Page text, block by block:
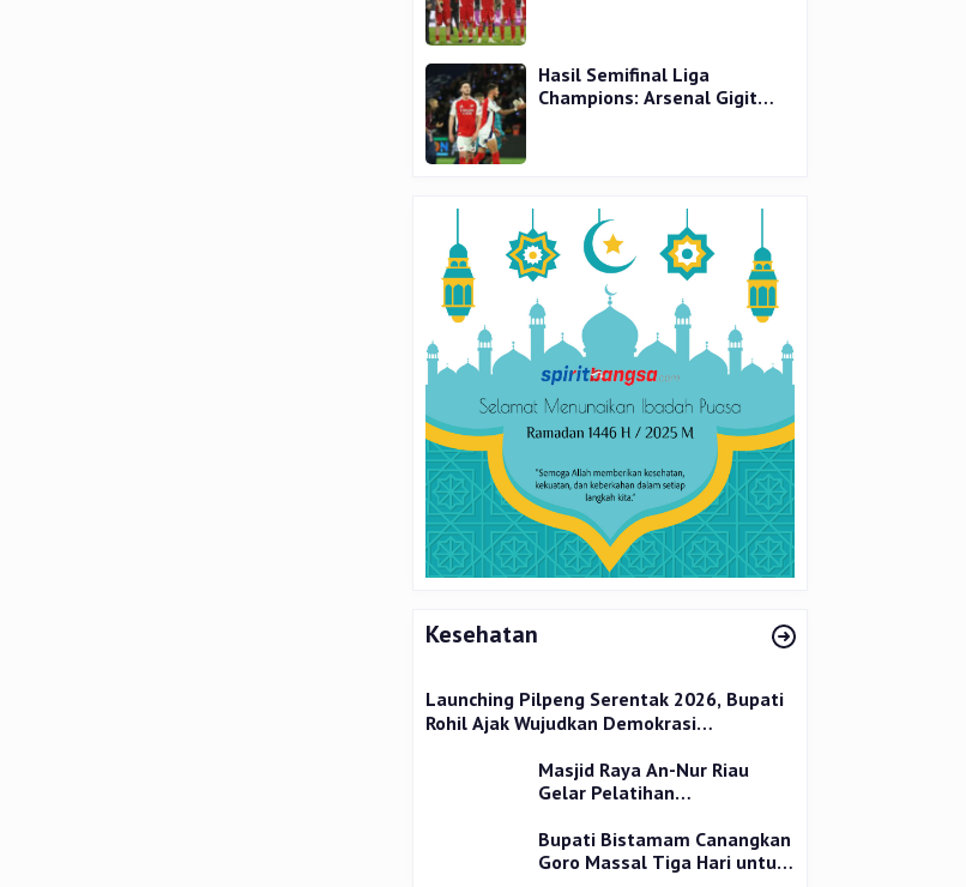
Hasil Semifinal Liga
Champions: Arsenal Gigit
Kesehatan
Launching Pilpeng Serentak 2026, Bupati
Rohil Ajak Wujudkan Demokrasi
Masjid Raya An-Nur Riau
Gelar Pelatihan
Langsung Praktik dan Gratis
Bupati Bistamam Canangkan
Goro Massal Tiga Hari untuk